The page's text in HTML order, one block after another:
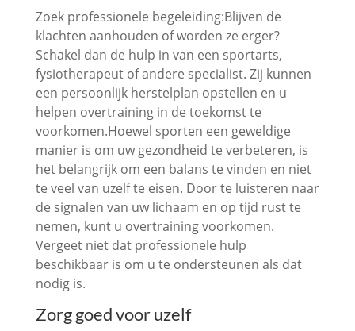
Zoek professionele begeleiding:Blijven de
klachten aanhouden of worden ze erger?
Schakel dan de hulp in van een sportarts,
fysiotherapeut of andere specialist. Zij kunnen
een persoonlijk herstelplan opstellen en u
helpen overtraining in de toekomst te
voorkomen.Hoewel sporten een geweldige
manier is om uw gezondheid te verbeteren, is
het belangrijk om een balans te vinden en niet
te veel van uzelf te eisen. Door te luisteren naar
de signalen van uw lichaam en op tijd rust te
nemen, kunt u overtraining voorkomen.
Vergeet niet dat professionele hulp
beschikbaar is om u te ondersteunen als dat
nodig is.
Zorg goed voor uzelf